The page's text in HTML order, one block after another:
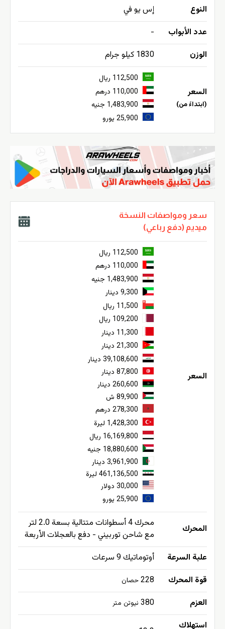
النوع
إس يو في
عدد الأبواب
-
الوزن
1830 كيلو جرام
السعر
(ابتداءً من)
112,500 ريال
110,000 درهم
1,483,900 جنيه
25,900 يورو
سعر ومواصفات النسخة
ميديم (دفع رباعي)
السعر
112,500 ريال
110,000 درهم
1,483,900 جنيه
9,300 دينار
11,500 ريال
109,200 ريال
11,300 دينار
21,300 دينار
39,108,600 دينار
87,800 دينار
260,600 دينار
89,900 ش
278,300 درهم
1,428,300 ليرة
16,169,800 ريال
18,880,600 جنيه
3,961,900 دينار
461,136,500 ليرة
30,000 دولار
25,900 يورو
المحرك
محرك 4 أسطوانات متتالية بسعة 2.0 لتر
مع شاحن توربيني - دفع بالعجلات الأربعة
علبة السرعة
أوتوماتيك 9 سرعات
قوة المحرك
228 حصان
العزم 380 نيوتن متر
استهلاك